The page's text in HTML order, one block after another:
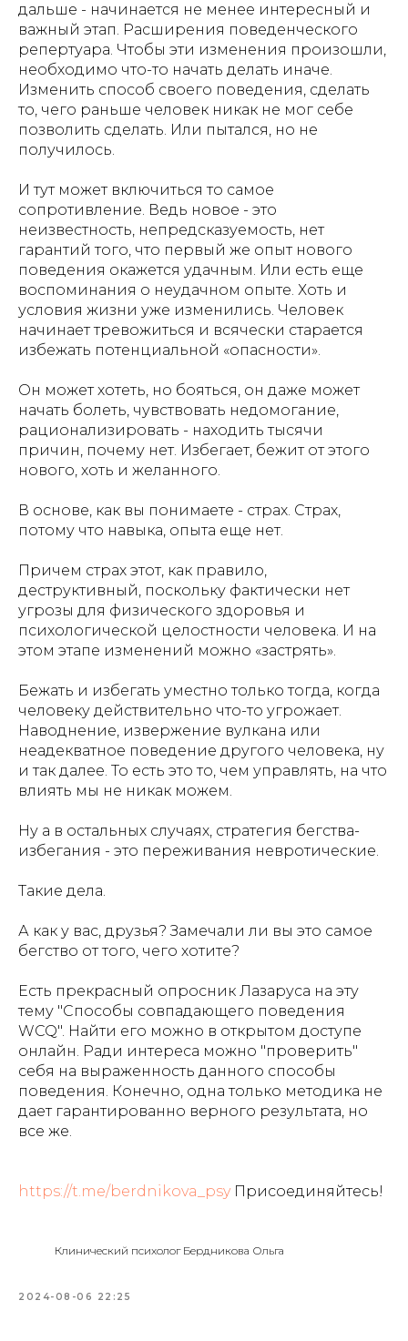
дальше - начинается не менее интересный и
важный этап. Расширения поведенческого
репертуара. Чтобы эти изменения произошли,
необходимо что-то начать делать иначе.
Изменить способ своего поведения, сделать
то, чего раньше человек никак не мог себе
позволить сделать. Или пытался, но не
получилось.
И тут может включиться то самое
сопротивление. Ведь новое - это
неизвестность, непредсказуемость, нет
гарантий того, что первый же опыт нового
поведения окажется удачным. Или есть еще
воспоминания о неудачном опыте. Хоть и
условия жизни уже изменились. Человек
начинает тревожиться и всячески старается
избежать потенциальной «опасности».
Он может хотеть, но бояться, он даже может
начать болеть, чувствовать недомогание,
рационализировать - находить тысячи
причин, почему нет. Избегает, бежит от этого
нового, хоть и желанного.
В основе, как вы понимаете - страх. Страх,
потому что навыка, опыта еще нет.
Причем страх этот, как правило,
деструктивный, поскольку фактически нет
угрозы для физического здоровья и
психологической целостности человека. И на
этом этапе изменений можно «застрять».
Бежать и избегать уместно только тогда, когда
человеку действительно что-то угрожает.
Наводнение, извержение вулкана или
неадекватное поведение другого человека, ну
и так далее. То есть это то, чем управлять, на что
влиять мы не никак можем.
Ну а в остальных случаях, стратегия бегства-
избегания - это переживания невротические.
Такие дела.
А как у вас, друзья? Замечали ли вы это самое
бегство от того, чего хотите?
Есть прекрасный опросник Лазаруса на эту
тему "Способы совпадающего поведения
WCQ". Найти его можно в открытом доступе
онлайн. Ради интереса можно "проверить"
себя на выраженность данного способы
поведения. Конечно, одна только методика не
дает гарантированно верного результата, но
все же.
https://t.me/berdnikova_psyПрисоединяйтесь!
Клинический психолог Бердникова Ольга
2024-08-06 22:25